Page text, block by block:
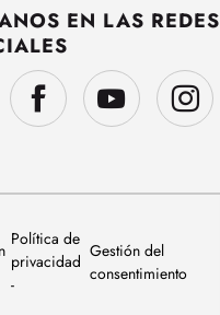
EN LAS REDES
Política de
privacidad
Gestión del
consentimiento